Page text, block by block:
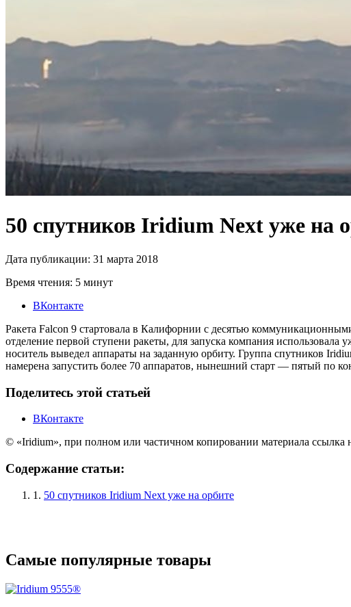
50 спутников Iridium Next уже на
Дата публикации: 31 марта 2018
Время чтения: 5 минут
ВКонтакте
Ракета Falcon 9 стартовала в Калифорнии с десятью
отделение первой ступени ракеты, для запуска компания использовала
носитель выведел аппараты на заданную орбиту. Группа спутников
намерена запустить более 70 аппаратов, нынешний старт — пятый по
Поделитесь этой статьей
ВКонтакте
© «Iridium», при полном или частичном копировании материала ссылка
Содержание статьи:
1. 50 спутников Iridium Next уже на орбите
Самые популярные товары